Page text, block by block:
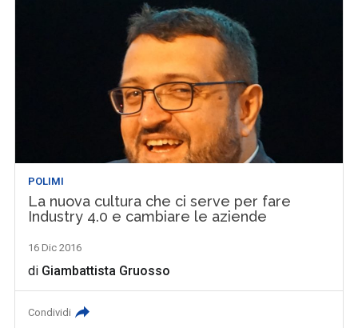
POLIMI
La nuova cultura che ci serve per fare
Industry 4.0 e cambiare le aziende
16 Dic 2016
di Giambattista Gruosso
Condividi